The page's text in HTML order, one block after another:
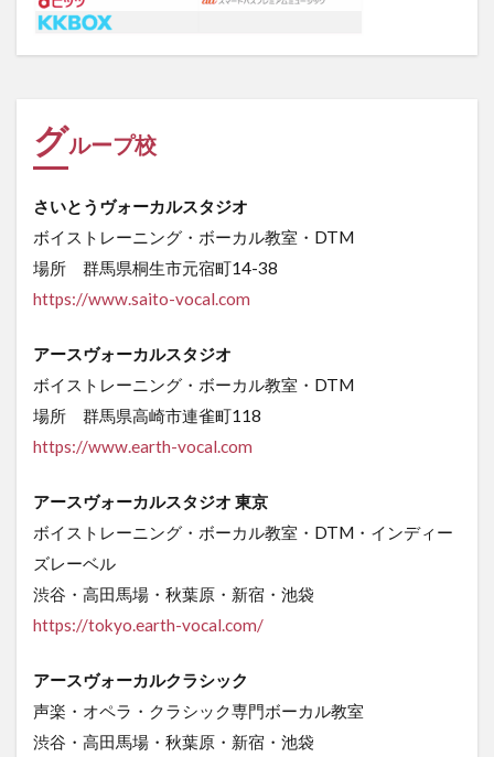
グループ校
さいとうヴォーカルスタジオ
ボイストレーニング・ボーカル教室・DTM
場所 群馬県桐生市元宿町14-38
https://www.saito-vocal.com
アースヴォーカルスタジオ
ボイストレーニング・ボーカル教室・DTM
場所 群馬県高崎市連雀町118
https://www.earth-vocal.com
アースヴォーカルスタジオ 東京
ボイストレーニング・ボーカル教室・DTM・インディー
ズレーベル
渋谷・高田馬場・秋葉原・新宿・池袋
https://tokyo.earth-vocal.com/
アースヴォーカルクラシック
声楽・オペラ・クラシック専門ボーカル教室
渋谷・高田馬場・秋葉原・新宿・池袋